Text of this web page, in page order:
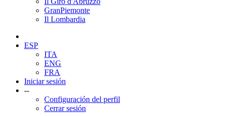
GranPiemonte
Il Lombardia
ESP
ITA
ENG
FRA
Iniciar sesión
--
Configuración del perfil
Cerrar sesión